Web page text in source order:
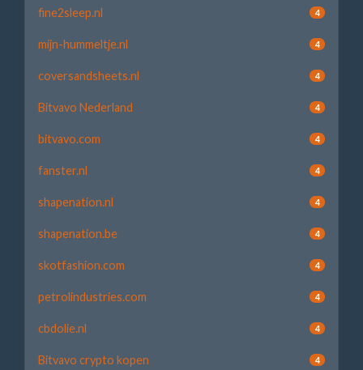
fine2sleep.nl 4
mijn-hummeltje.nl 4
coversandsheets.nl 4
Bitvavo Nederland 4
bitvavo.com 4
fanster.nl 4
shapenation.nl 4
shapenation.be 4
skotfashion.com 4
petrolindustries.com 4
cbdolie.nl 4
Bitvavo crypto kopen 4